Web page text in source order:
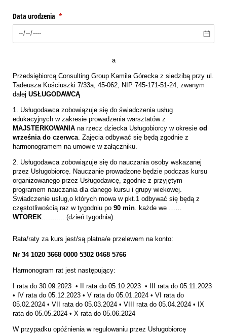
Data urodzenia *
(wymagane)
a
Przedsiębiorcą Consulting Group Kamila Górecka z siedzibą przy ul.
Tadeusza Kościuszki 7/33a, 45-062, NIP 745-171-51-24, zwanym
dalej USŁUGODAWCĄ
1. Usługodawca zobowiązuje się do świadczenia usług
edukacyjnych w zakresie prowadzenia warsztatów z
MAJSTERKOWANIA na rzecz dziecka Usługobiorcy w okresie od
września do czerwca. Zajęcia odbywać się będą zgodnie z
harmonogramem na umowie w załączniku.
2. Usługodawca zobowiązuje się do nauczania osoby wskazanej
przez Usługobiorcę. Nauczanie prowadzone będzie podczas kursu
organizowanego przez Usługodawcę, zgodnie z przyjętym
programem nauczania dla danego kursu i grupy wiekowej.
Świadczenie usług,o których mowa w pkt.1 odbywać się będą z
częstotliwością raz w tygodniu po 90 min. każde we ……
WTOREK…........ (dzień tygodnia).
Rata/raty za kurs jest/są płatna/e przelewem na konto:
Nr 34 1020 3668 0000 5302 0468 5766
Harmonogram rat jest następujący:
I rata do 30.09.2023 • II rata do 05.10.2023 • III rata do 05.11.2023
• IV rata do 05.12.2023 • V rata do 05.01.2024 • VI rata do
05.02.2024 • VII rata do 05.03.2024 • VIII rata do 05.04.2024 • IX
rata do 05.05.2024 • X rata do 05.06.2024
W przypadku opóźnienia w regulowaniu przez Usługobiorcę